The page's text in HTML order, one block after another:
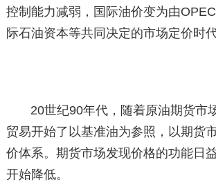
控制能力减弱，国际油价变为由
际石油资本等共同决定的市场定价时代
20世纪90年代，随着原油期货市
贸易开始了以基准油为参照，以期货
价体系。期货市场发现价格的功能日
开始降低。